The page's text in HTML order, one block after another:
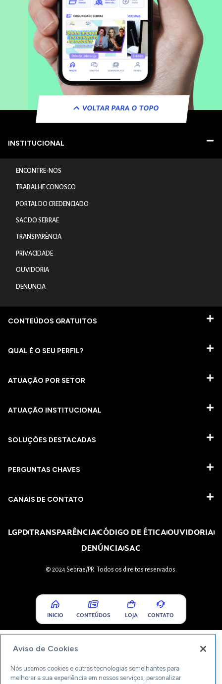
VOLTAR PARA O TOPO
INSTITUCIONAL
ENCONTRE-NOS
TRABALHE CONOSCO
PORTAL DO CREDENCIADO
SAC DO SEBRAE
TRANSPARÊNCIA
PRIVACIDADE
OUVIDORIA
DENUNCIA
CONTEÚDOS GRATUITOS
QUAL É O SEU PERFIL?
ATUAÇÃO POR SETOR
ATUAÇÃO INSTITUCIONAL
SOLUÇÕES DESTACADAS
PERGUNTAS CHAVES​
CANAIS DE CONTATO
LGPDTRANSPARÊNCIACÓDIGO DE ÉTICAOUVIDORIA
DENÚNCIASAC
© 2024 Sebrae/PR. Todos os direitos reservados.
INICIO CONTEÚDOS LOJA CONTATO
Aviso de Cookies
Nós usamos cookies e outras tecnologias semelhantes para
melhorar a sua experiência em nossos serviços, personalizar